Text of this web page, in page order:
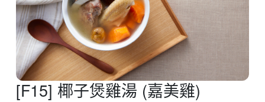
[F15] 椰子煲雞湯 (嘉美雞)